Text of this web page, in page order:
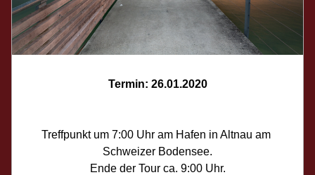
Termin: 26.01.2020
Treffpunkt um 7:00 Uhr am Hafen in Altnau am
Schweizer Bodensee.
Ende der Tour ca. 9:00 Uhr.